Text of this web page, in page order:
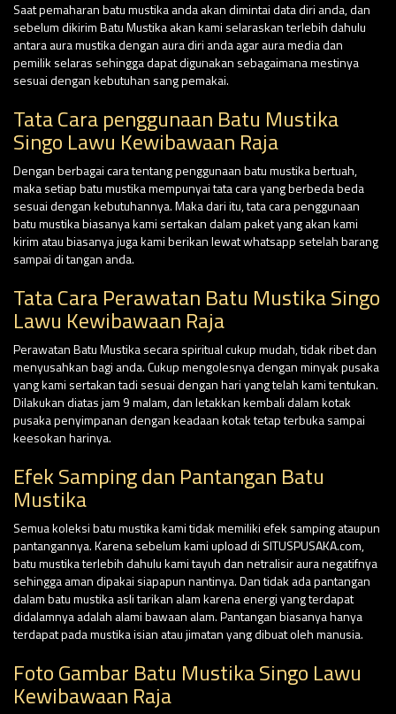
Saat pemaharan batu mustika anda akan dimintai data diri anda, dan
sebelum dikirim Batu Mustika akan kami selaraskan terlebih dahulu
antara aura mustika dengan aura diri anda agar aura media dan
pemilik selaras sehingga dapat digunakan sebagaimana mestinya
sesuai dengan kebutuhan sang pemakai.
Tata Cara penggunaan Batu Mustika
Singo Lawu Kewibawaan Raja
Dengan berbagai cara tentang penggunaan batu mustika bertuah,
maka setiap batu mustika mempunyai tata cara yang berbeda beda
sesuai dengan kebutuhannya. Maka dari itu, tata cara penggunaan
batu mustika biasanya kami sertakan dalam paket yang akan kami
kirim atau biasanya juga kami berikan lewat whatsapp setelah barang
sampai di tangan anda.
Tata Cara Perawatan Batu Mustika Singo
Lawu Kewibawaan Raja
Perawatan Batu Mustika secara spiritual cukup mudah, tidak ribet dan
menyusahkan bagi anda. Cukup mengolesnya dengan minyak pusaka
yang kami sertakan tadi sesuai dengan hari yang telah kami tentukan.
Dilakukan diatas jam 9 malam, dan letakkan kembali dalam kotak
pusaka penyimpanan dengan keadaan kotak tetap terbuka sampai
keesokan harinya.
Efek Samping dan Pantangan Batu
Mustika
Semua koleksi batu mustika kami tidak memiliki efek samping ataupun
pantangannya. Karena sebelum kami upload di SITUSPUSAKA.com,
batu mustika terlebih dahulu kami tayuh dan netralisir aura negatifnya
sehingga aman dipakai siapapun nantinya. Dan tidak ada pantangan
dalam batu mustika asli tarikan alam karena energi yang terdapat
didalamnya adalah alami bawaan alam. Pantangan biasanya hanya
terdapat pada mustika isian atau jimatan yang dibuat oleh manusia.
Foto Gambar Batu Mustika Singo Lawu
Kewibawaan Raja